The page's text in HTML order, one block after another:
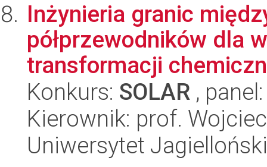
Inżynieria granic
półprzewodników dla
transformacji
Konkurs: SOLAR ,
Kierownik: prof.
Uniwersytet Jagielloński